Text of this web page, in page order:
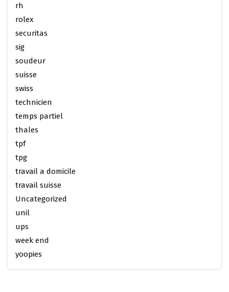
rh
rolex
securitas
sig
soudeur
suisse
swiss
technicien
temps partiel
thales
tpf
tpg
travail a domicile
travail suisse
Uncategorized
unil
ups
week end
yoopies